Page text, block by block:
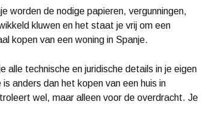
worden de nodige papieren, vergunningen,
kluwen en het staat je vrij om een
kopen van een woning in Spanje.
technische en juridische details in je eigen
anders dan het kopen van een huis in
wel, maar alleen voor de overdracht. Je